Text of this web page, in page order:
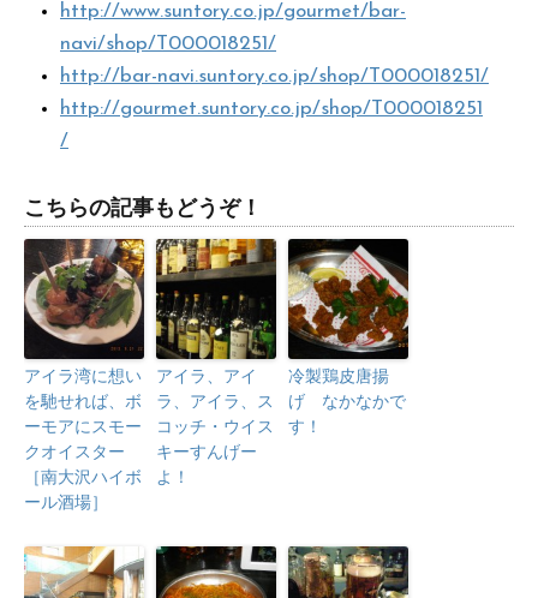
http://www.suntory.co.jp/gourmet/bar-
navi/shop/T000018251/
http://bar-navi.suntory.co.jp/shop/T000018251/
http://gourmet.suntory.co.jp/shop/T000018251
/
こちらの記事もどうぞ！
アイラ湾に想い
を馳せれば、ボ
ーモアにスモー
クオイスター
［南大沢ハイボ
ール酒場］
アイラ、アイ
ラ、アイラ、ス
コッチ・ウイス
キーすんげー
よ！
冷製鶏皮唐揚
げ なかなかで
す！